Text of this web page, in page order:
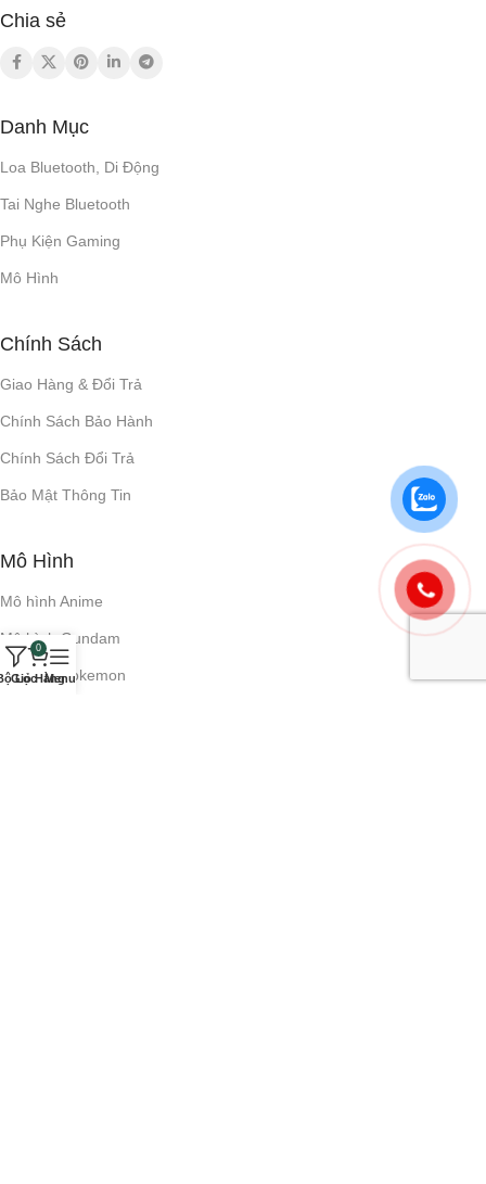
Chia sẻ
Danh Mục
Loa Bluetooth, Di Động
Tai Nghe Bluetooth
Phụ Kiện Gaming
Mô Hình
Chính Sách
Giao Hàng & Đổi Trả
Chính Sách Bảo Hành
Chính Sách Đổi Trả
Bảo Mật Thông Tin
Mô Hình
Mô hình Anime
Mô hình Gundam
Mô hình Pokemon
Lọc
0
Giỏ Hàng
Menu